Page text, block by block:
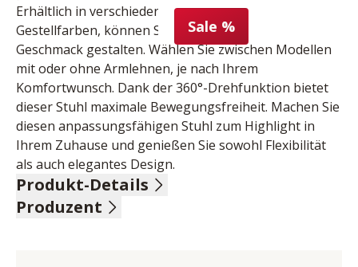
Sale %
Erhältlich in verschiedenen Ausführungen und
Gestellfarben, können Sie ihn ganz nach Ihrem
Geschmack gestalten. Wählen Sie zwischen Modellen
mit oder ohne Armlehnen, je nach Ihrem
Komfortwunsch. Dank der 360°-Drehfunktion bietet
dieser Stuhl maximale Bewegungsfreiheit. Machen Sie
diesen anpassungsfähigen Stuhl zum Highlight in
Ihrem Zuhause und genießen Sie sowohl Flexibilität
als auch elegantes Design.
Produkt-Details
100 % Polyester, Farbe olive, Feinflor innen,
Produzent